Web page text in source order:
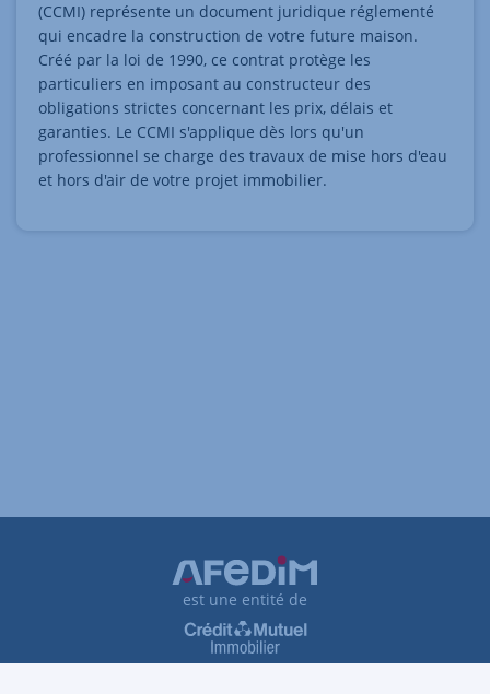
(CCMI) représente un document juridique réglementé
qui encadre la construction de votre future maison.
Créé par la loi de 1990, ce contrat protège les
particuliers en imposant au constructeur des
obligations strictes concernant les prix, délais et
garanties. Le CCMI s'applique dès lors qu'un
professionnel se charge des travaux de mise hors d'eau
et hors d'air de votre projet immobilier.
est une entité de